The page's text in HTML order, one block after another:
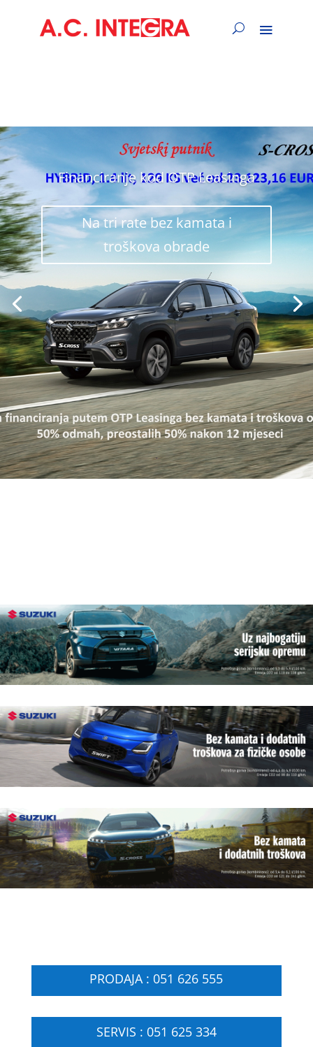
Financiranje kod OTP Leasinga
Na tri rate bez kamata i
troškova obrade
PRODAJA : 051 626 555
SERVIS : 051 625 334